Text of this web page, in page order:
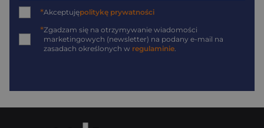
*Akceptujępolitykę prywatności
*Zgadzam się na otrzymywanie wiadomości
marketingowych (newsletter) na podany e-mail na
zasadach określonych w regulaminie